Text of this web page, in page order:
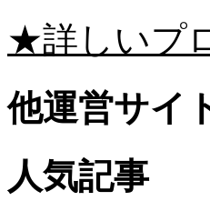
★詳しいプ
他運営サイ
人気記事